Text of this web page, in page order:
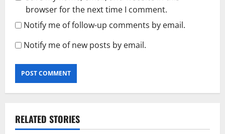
browser for the next time I comment.
Notify me of follow-up comments by email.
Notify me of new posts by email.
RELATED STORIES